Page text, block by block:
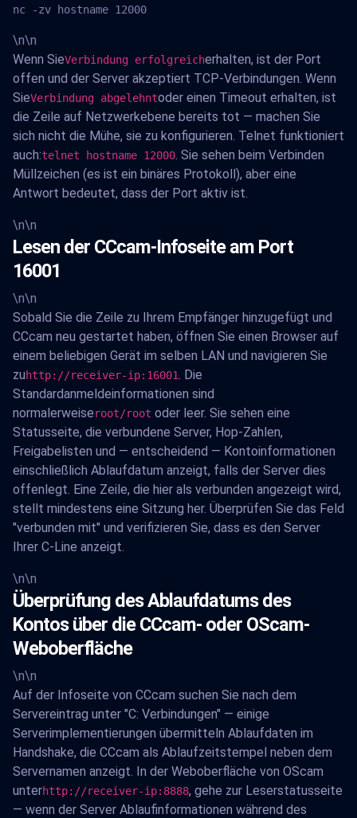
nc -zv hostname 12000
\n\n
Wenn SieVerbindung erfolgreicherhalten, ist der Port
offen und der Server akzeptiert TCP-Verbindungen. Wenn
SieVerbindung abgelehntoder einen Timeout erhalten, ist
die Zeile auf Netzwerkebene bereits tot — machen Sie
sich nicht die Mühe, sie zu konfigurieren. Telnet funktioniert
auch:telnet hostname 12000 . Sie sehen beim Verbinden
Müllzeichen (es ist ein binäres Protokoll), aber eine
Antwort bedeutet, dass der Port aktiv ist.
\n\n
Lesen der CCcam-Infoseite am Port
16001
\n\n
Sobald Sie die Zeile zu Ihrem Empfänger hinzugefügt und
CCcam neu gestartet haben, öffnen Sie einen Browser auf
einem beliebigen Gerät im selben LAN und navigieren Sie
zuhttp://receiver-ip:16001
. Die
Standardanmeldeinformationen sind
normalerweiseroot/root oder leer. Sie sehen eine
Statusseite, die verbundene Server, Hop-Zahlen,
Freigabelisten und — entscheidend — Kontoinformationen
einschließlich Ablaufdatum anzeigt, falls der Server dies
offenlegt. Eine Zeile, die hier als verbunden angezeigt wird,
stellt mindestens eine Sitzung her. Überprüfen Sie das Feld
"verbunden mit" und verifizieren Sie, dass es den Server
Ihrer C-Line anzeigt.
\n\n
Überprüfung des Ablaufdatums des
Kontos über die CCcam- oder OScam-
Weboberfläche
\n\n
Auf der Infoseite von CCcam suchen Sie nach dem
Servereintrag unter "C: Verbindungen" — einige
Serverimplementierungen übermitteln Ablaufdaten im
Handshake, die CCcam als Ablaufzeitstempel neben dem
Servernamen anzeigt. In der Weboberfläche von OScam
unterhttp://receiver-ip:8888, gehe zur Leserstatusseite
— wenn der Server Ablaufinformationen während des